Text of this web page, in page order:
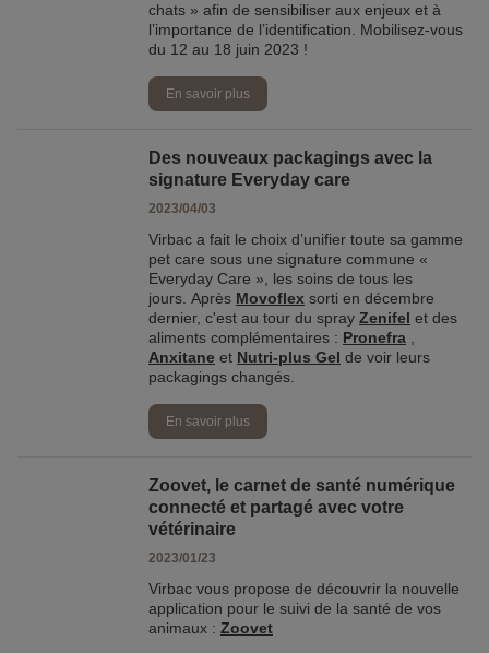
chats » afin de sensibiliser aux enjeux et à
l’importance de l’identification. Mobilisez-vous
du 12 au 18 juin 2023 !
En savoir plus
Des nouveaux packagings avec la
signature Everyday care
2023/04/03
Virbac a fait le choix d’unifier toute sa gamme
pet care sous une signature commune «
Everyday Care », les soins de tous les
jours. Après Movoflex sorti en décembre
dernier, c'est au tour du spray Zenifel et des
aliments complémentaires : Pronefra
Anxitane et Nutri-plus Gel de voir leurs
packagings changés.
En savoir plus
Zoovet, le carnet de santé numérique
connecté et partagé avec votre
vétérinaire
2023/01/23
Virbac vous propose de découvrir la nouvelle
application pour le suivi de la santé de vos
animaux : Zoovet